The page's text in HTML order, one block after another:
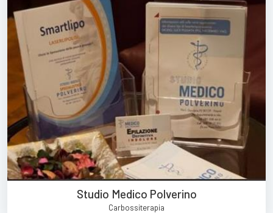
Studio Medico Polverino
Carbossiterapia